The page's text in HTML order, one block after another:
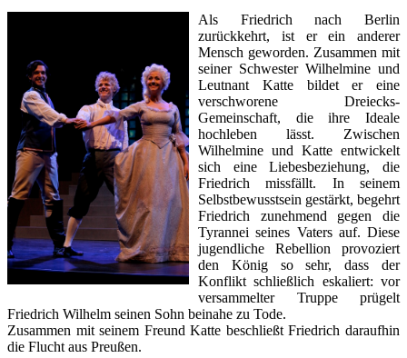
Als Friedrich nach Berlin
zurückkehrt, ist er ein anderer
Mensch geworden. Zusammen mit
seiner Schwester Wilhelmine und
Leutnant Katte bildet er eine
verschworene Dreiecks-
Gemeinschaft, die ihre Ideale
hochleben lässt. Zwischen
Wilhelmine und Katte entwickelt
sich eine Liebesbeziehung, die
Friedrich missfällt. In seinem
Selbstbewusstsein gestärkt, begehrt
Friedrich zunehmend gegen die
Tyrannei seines Vaters auf. Diese
jugendliche Rebellion provoziert
den König so sehr, dass der
Konflikt schließlich eskaliert: vor
versammelter Truppe prügelt
Friedrich Wilhelm seinen Sohn beinahe zu Tode.
Zusammen mit seinem Freund Katte beschließt Friedrich daraufhin
die Flucht aus Preußen.